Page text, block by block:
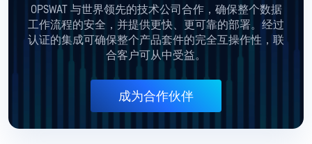
OPSWAT 与世界领先的技术公司合作，确保整个数据
工作流程的安全，并提供更快、更可靠的部署。经过
认证的集成可确保整个产品套件的完全互操作性，联
合客户可从中受益。
成为合作伙伴